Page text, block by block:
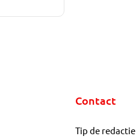
Contact
Tip de redactie